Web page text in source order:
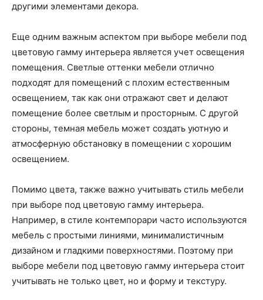
другими элементами декора.
Еще одним важным аспектом при выборе мебели под
цветовую гамму интерьера является учет освещения
помещения. Светлые оттенки мебели отлично
подходят для помещений с плохим естественным
освещением, так как они отражают свет и делают
помещение более светлым и просторным. С другой
стороны, темная мебель может создать уютную и
атмосферную обстановку в помещении с хорошим
освещением.
Помимо цвета, также важно учитывать стиль мебели
при выборе под цветовую гамму интерьера.
Например, в стиле контемпорари часто используются
мебель с простыми линиями, минималистичным
дизайном и гладкими поверхностями. Поэтому при
выборе мебели под цветовую гамму интерьера стоит
учитывать не только цвет, но и форму и текстуру.